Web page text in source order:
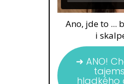
Ano, jde to ...
i
➜ ANO!
hladkého